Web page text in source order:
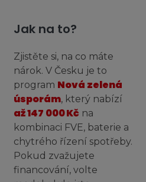
Jak na to?
Zjistěte si, na co máte
nárok. V Česku je to
program Nová zelená
úsporám, který nabízí
až 147 000 Kč na
kombinaci FVE, baterie a
chytrého řízení spotřeby.
Pokud zvažujete
financování, volte